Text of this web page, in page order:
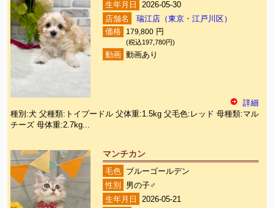
生年月日
2026-05-30
店舗名
瑞江店（東京・江戸川区）
価格
179,800 円
(税込197,780円)
動画 動画あり
詳細
種別:犬 父種類:トイプードル 父体重:1.5kg 父毛色:レッド 母種類:マル
チーズ 母体重:2.7kg...
マンチカン
毛色
ブルーゴールデン
性別
男の子♂
生年月日
2026-05-21